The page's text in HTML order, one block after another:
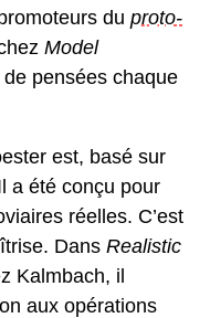
du proto-
Model
pensées chaque
est, basé sur
a été conçu pour
réelles. C’est
Dans Realistic
Kalmbach, il
aux opérations